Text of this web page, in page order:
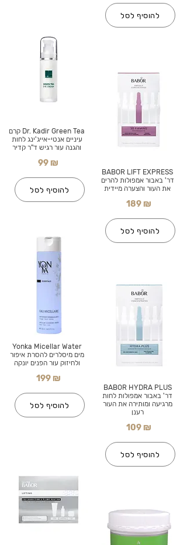
Dr. Kadir Green Tea קרם
עיניים אנטי-אייג'ינג לחות
והגנה עור רגיש ד"ר קדיר
99 ₪
להוסיף לסל
Yonka Micellar Water
מים מיסלרים להסרת איפור
ולחיזוק עור הפנים יונקה
199 ₪
להוסיף לסל
להוסיף לסל
BABOR LIFT EXPRESS
דר' באבור אמפולות להרים
את העור והצערה מיידית
189 ₪
להוסיף לסל
BABOR HYDRA PLUS
דר' באבור אמפולות לחות
מרגיעה ומותירה את העור
רענן
109 ₪
להוסיף לסל